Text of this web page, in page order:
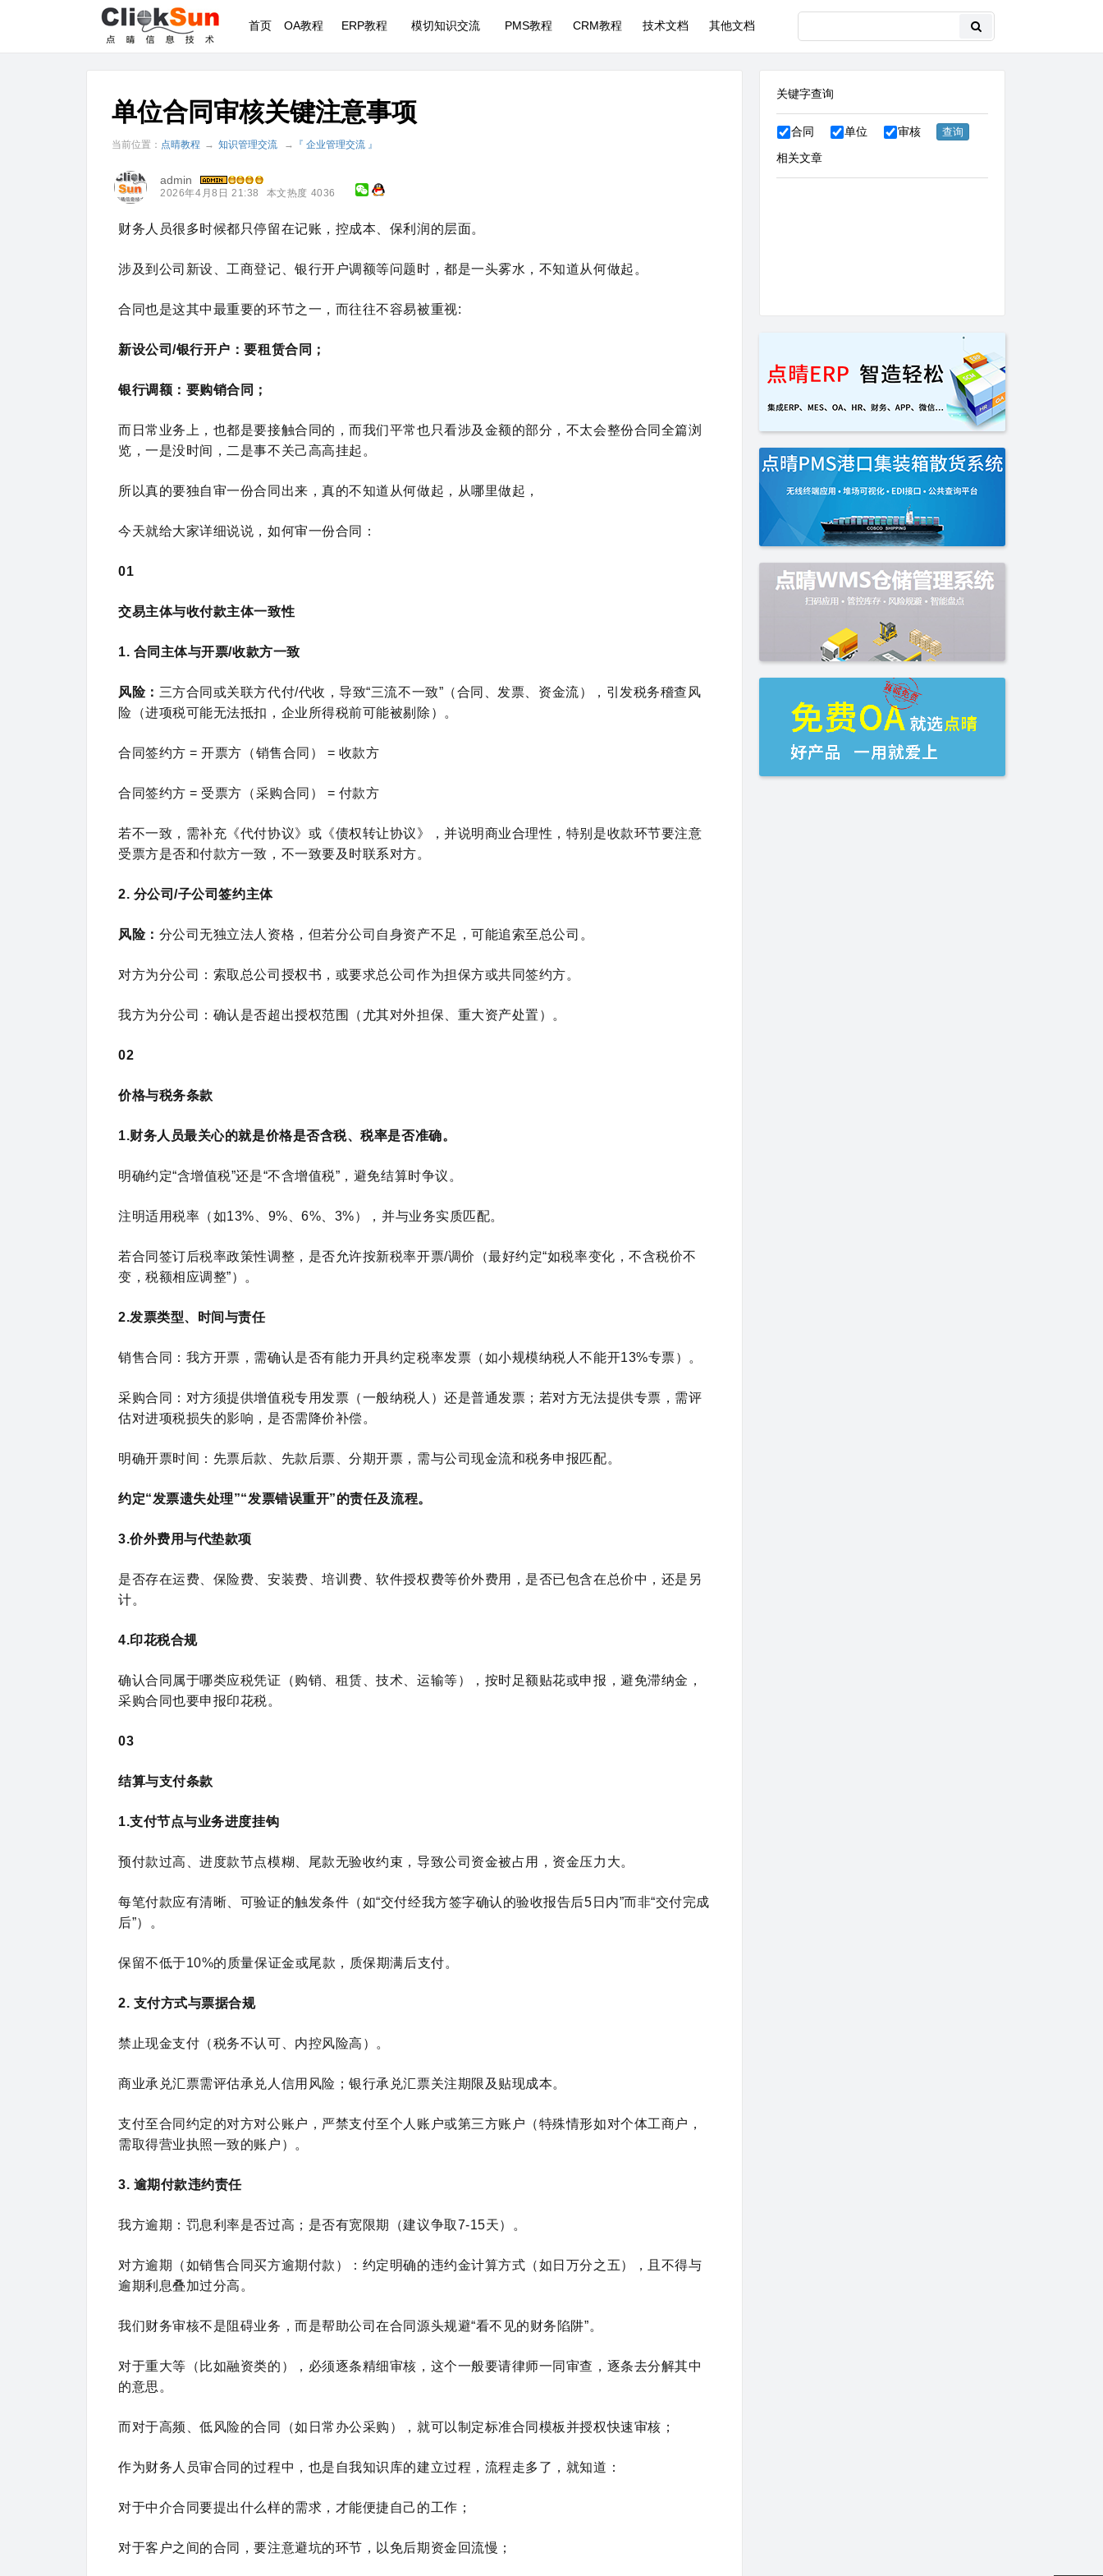
首页 OA教程 ERP教程 模切知识交流 PMS教程 CRM教程 技术文档 其他文档
单位合同审核关键注意事项
当前位置： 点晴教程 → 知识管理交流 → 『 企业管理交流 』
admin
2026年4月8日 21:38 本文热度 4036
财务人员很多时候都只停留在记账，控成本、保利润的层面。
涉及到公司新设、工商登记、银行开户调额等问题时，都是一头雾水，不知道从何做起。
合同也是这其中最重要的环节之一，而往往不容易被重视:
新设公司/银行开户：要租赁合同；
银行调额：要购销合同；
而日常业务上，也都是要接触合同的，而我们平常也只看涉及金额的部分，不太会整份合同全篇浏
览，一是没时间，二是事不关己高高挂起。
所以真的要独自审一份合同出来，真的不知道从何做起，从哪里做起，
今天就给大家详细说说，如何审一份合同：
01
交易主体与收付款主体一致性
1. 合同主体与开票/收款方一致
风险： 三方合同或关联方代付/代收，导致“三流不一致”（合同、发票、资金流），引发税务稽查风
险（进项税可能无法抵扣，企业所得税前可能被剔除）。
合同签约方 = 开票方（销售合同） = 收款方
合同签约方 = 受票方（采购合同） = 付款方
若不一致，需补充《代付协议》或《债权转让协议》，并说明商业合理性，特别是收款环节要注意
受票方是否和付款方一致，不一致要及时联系对方。
2. 分公司/子公司签约主体
风险： 分公司无独立法人资格，但若分公司自身资产不足，可能追索至总公司。
对方为分公司：索取总公司授权书，或要求总公司作为担保方或共同签约方。
我方为分公司：确认是否超出授权范围（尤其对外担保、重大资产处置）。
02
价格与税务条款
1.财务人员最关心的就是价格是否含税、税率是否准确。
明确约定“含增值税”还是“不含增值税”，避免结算时争议。
注明适用税率（如13%、9%、6%、3%），并与业务实质匹配。
若合同签订后税率政策性调整，是否允许按新税率开票/调价（最好约定“如税率变化，不含税价不
变，税额相应调整”）。
2.发票类型、时间与责任
销售合同：我方开票，需确认是否有能力开具约定税率发票（如小规模纳税人不能开13%专票）。
采购合同：对方须提供增值税专用发票（一般纳税人）还是普通发票；若对方无法提供专票，需评
估对进项税损失的影响，是否需降价补偿。
明确开票时间：先票后款、先款后票、分期开票，需与公司现金流和税务申报匹配。
约定“发票遗失处理”“发票错误重开”的责任及流程。
3.价外费用与代垫款项
是否存在运费、保险费、安装费、培训费、软件授权费等价外费用，是否已包含在总价中，还是另
计。
4.印花税合规
确认合同属于哪类应税凭证（购销、租赁、技术、运输等），按时足额贴花或申报，避免滞纳金，
采购合同也要申报印花税。
03
结算与支付条款
1.支付节点与业务进度挂钩
预付款过高、进度款节点模糊、尾款无验收约束，导致公司资金被占用，资金压力大。
每笔付款应有清晰、可验证的触发条件（如“交付经我方签字确认的验收报告后5日内”而非“交付完成
后”）。
保留不低于10%的质量保证金或尾款，质保期满后支付。
2. 支付方式与票据合规
禁止现金支付（税务不认可、内控风险高）。
商业承兑汇票需评估承兑人信用风险；银行承兑汇票关注期限及贴现成本。
支付至合同约定的对方对公账户，严禁支付至个人账户或第三方账户（特殊情形如对个体工商户，
需取得营业执照一致的账户）。
3. 逾期付款违约责任
我方逾期：罚息利率是否过高；是否有宽限期（建议争取7-15天）。
对方逾期（如销售合同买方逾期付款）：约定明确的违约金计算方式（如日万分之五），且不得与
逾期利息叠加过分高。
我们财务审核不是阻碍业务，而是帮助公司在合同源头规避“看不见的财务陷阱”。
对于重大等（比如融资类的），必须逐条精细审核，这个一般要请律师一同审查，逐条去分解其中
的意思。
而对于高频、低风险的合同（如日常办公采购），就可以制定标准合同模板并授权快速审核；
作为财务人员审合同的过程中，也是自我知识库的建立过程，流程走多了，就知道：
对于中介合同要提出什么样的需求，才能便捷自己的工作；
对于客户之间的合同，要注意避坑的环节，以免后期资金回流慢；
关键字查询
合同 单位 审核
相关文章